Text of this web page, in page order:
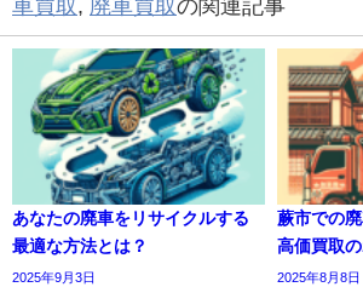
車買取, 廃車買取の関連記事
あなたの廃車をリサイクルする
最適な方法とは？
2025年9月3日
蕨市での
高価買取
2025年8月8日